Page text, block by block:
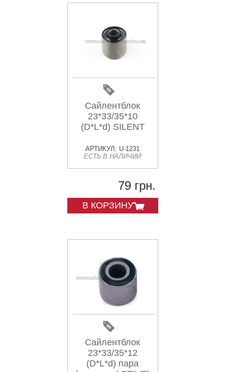
Сайлентблок
23*33/35*10
(D*L*d) SILENT
АРТИКУЛ: U-1231
ЕСТЬ В НАЛИЧИИ
79 грн.
В КОРЗИНУ
Сайлентблок
23*33/35*12
(D*L*d) пара